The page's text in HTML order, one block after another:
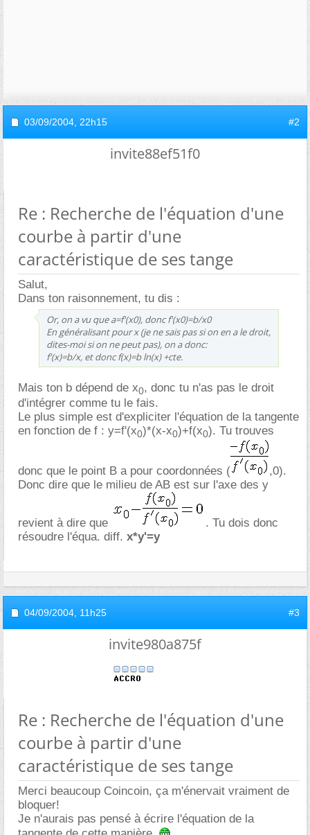
03/09/2004, 22h15 #2
invite88ef51f0
Re : Recherche de l'équation d'une
courbe à partir d'une
caractéristique de ses tange
Salut,
Dans ton raisonnement, tu dis :
Or, on a vu que a=f'(x0), donc f'(x0)=b/x0
En généralisant pour x (je ne sais pas si on en a le droit,
dites-moi si on ne peut pas), on a donc:
f'(x)=b/x, et donc f(x)=b ln(x) +cte.
Mais ton b dépend de x0, donc tu n'as pas le droit
d'intégrer comme tu le fais.
Le plus simple est d'expliciter l'équation de la tangente
en fonction de f : y=f'(x0)*(x-x0)+f(x0). Tu trouves
donc que le point B a pour coordonnées (
,0).
Donc dire que le milieu de AB est sur l'axe des y
revient à dire que
. Tu dois donc
résoudre l'équa. diff. x*y'=y
04/09/2004, 11h25 #3
invite980a875f
Re : Recherche de l'équation d'une
courbe à partir d'une
caractéristique de ses tange
Merci beaucoup Coincoin, ça m'énervait vraiment de
bloquer!
Je n'aurais pas pensé à écrire l'équation de la